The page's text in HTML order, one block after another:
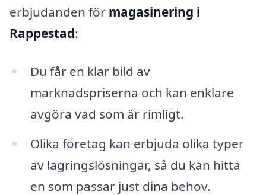
erbjudanden för magasinering i
Rappestad:
Du får en klar bild av
marknadspriserna och kan enklare
avgöra vad som är rimligt.
Olika företag kan erbjuda olika typer
av lagringslösningar, så du kan hitta
en som passar just dina behov.